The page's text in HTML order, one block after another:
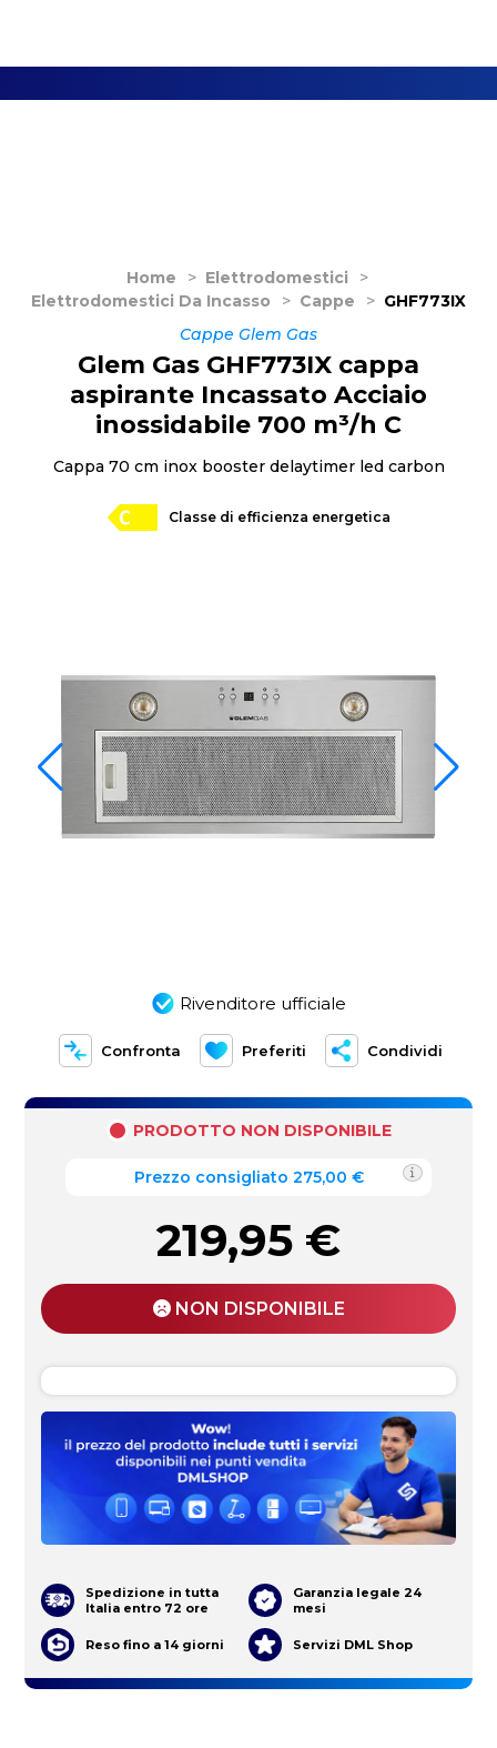
Home > Elettrodomestici
>
Elettrodomestici Da Incasso
> Cappe > GHF773IX
Cappe Glem Gas
Classe di efficienza energetica
Rivenditore ufficiale
Confronta Preferiti Condividi
Glem Gas GHF773IX cappa
aspirante Incassato Acciaio
inossidabile 700 m³/h C
Cappa 70 cm inox booster delaytimer led carbon
PRODOTTO NON DISPONIBILE
Prezzo consigliato 275,00 €
219,95 €
NON DISPONIBILE
Spedizione in tutta
Italia entro 72 ore
Garanzia legale 24
mesi
Reso fino a 14 giorni Servizi DML Shop